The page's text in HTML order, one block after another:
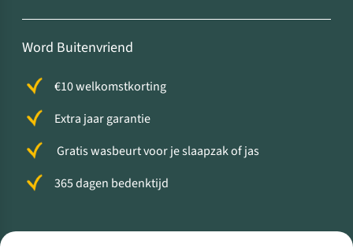
Word Buitenvriend
€10 welkomstkorting
Extra jaar garantie
Gratis wasbeurt voor je slaapzak of jas
365 dagen bedenktijd